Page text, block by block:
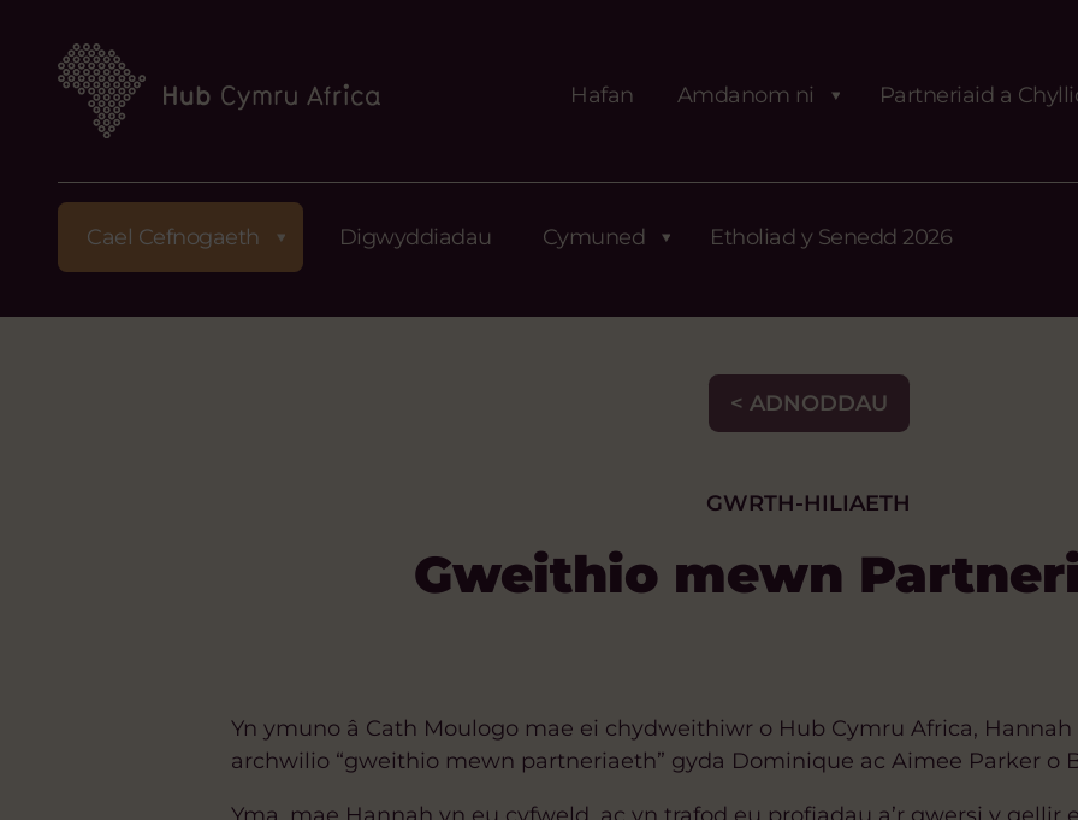
Hafan Amdanom ni Partneriaid a
Cael Cefnogaeth Digwyddiadau Cymuned Etholiad y Senedd 2026
< ADNODDAU
GWRTH-HILIAETH
Gweithio mewn
Yn ymuno â Cath Moulogo mae ei chydweithiwr o Hub Cymru Africa,
archwilio “gweithio mewn partneriaeth” gyda Dominique ac Aimee Parker o